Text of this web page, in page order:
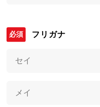
フリガナ